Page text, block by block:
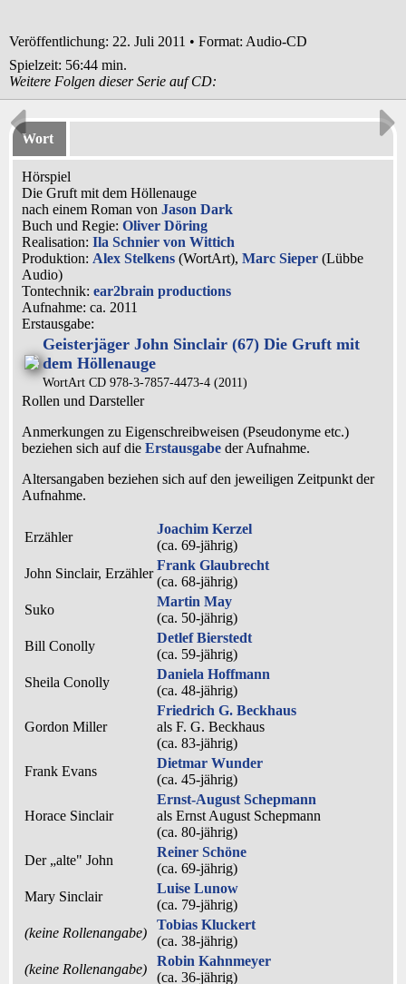
Veröffentlichung: 22. Juli 2011 • Format: Audio-CD
Spielzeit: 56:44 min.
Weitere Folgen dieser Serie auf CD:
Wort
Hörspiel
Die Gruft mit dem Höllenauge
nach einem Roman von Jason Dark
Buch und Regie: Oliver Döring
Realisation: Ila Schnier von Wittich
Produktion: Alex Stelkens (WortArt), Marc Sieper (Lübbe
Audio)
Tontechnik: ear2brain productions
Aufnahme: ca. 2011
Erstausgabe:
Geisterjäger John Sinclair (67) Die Gruft mit
dem Höllenauge
WortArt CD 978-3-7857-4473-4 (2011)
Rollen und Darsteller
Anmerkungen zu Eigenschreibweisen (Pseudonyme etc.)
beziehen sich auf die Erstausgabe der Aufnahme.
Altersangaben beziehen sich auf den jeweiligen Zeitpunkt der
Aufnahme.
Erzähler
Joachim Kerzel
(ca. 69‑jährig)
John Sinclair, Erzähler
Frank Glaubrecht
(ca. 68‑jährig)
Suko
Martin May
(ca. 50‑jährig)
Bill Conolly
Detlef Bierstedt
(ca. 59‑jährig)
Sheila Conolly
Daniela Hoffmann
(ca. 48‑jährig)
Gordon Miller
Friedrich G. Beckhaus
als F. G. Beckhaus
(ca. 83‑jährig)
Frank Evans
Dietmar Wunder
(ca. 45‑jährig)
Horace Sinclair
Ernst-August Schepmann
als Ernst August Schepmann
(ca. 80‑jährig)
Der „alte" John
Reiner Schöne
(ca. 69‑jährig)
Mary Sinclair
Luise Lunow
(ca. 79‑jährig)
(keine Rollenangabe)
Tobias Kluckert
(ca. 38‑jährig)
(keine Rollenangabe)
Robin Kahnmeyer
(ca. 36‑jährig)